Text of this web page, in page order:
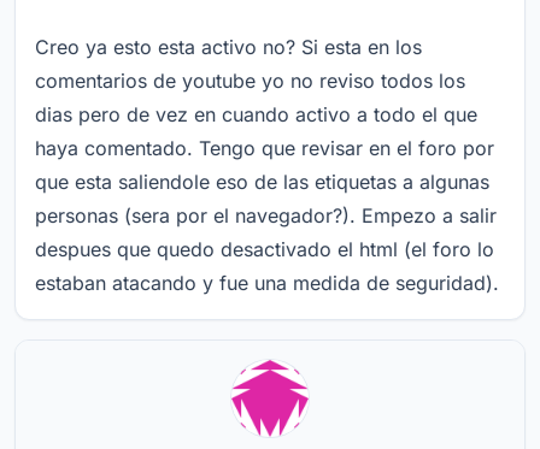
Creo ya esto esta activo no? Si esta en los
comentarios de youtube yo no reviso todos los
dias pero de vez en cuando activo a todo el que
haya comentado. Tengo que revisar en el foro por
que esta saliendole eso de las etiquetas a algunas
personas (sera por el navegador?). Empezo a salir
despues que quedo desactivado el html (el foro lo
estaban atacando y fue una medida de seguridad).